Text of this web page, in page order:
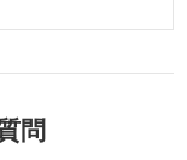
問